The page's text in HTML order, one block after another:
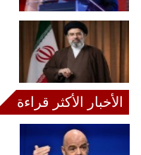
الأخبار الأكثر قراءة